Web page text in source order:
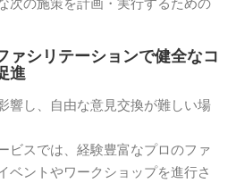
ァシリテーションで健全なコ
進
響し、自由な意見交換が難しい場
ビスでは、経験豊富なプロのファ
ベントやワークショップを進行さ